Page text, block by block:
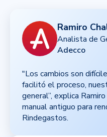
Ramiro
Analista de
Adecco
"Los cambios son
facilitó el proceso,
general”, explica
manual antiguo para
Rindegastos.